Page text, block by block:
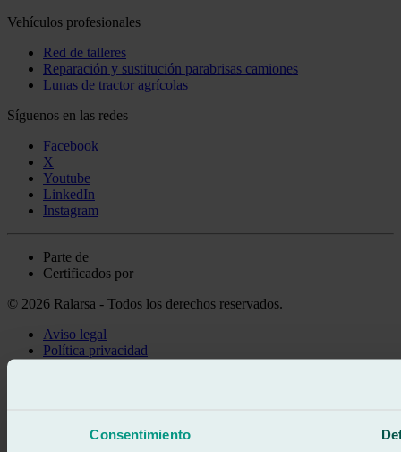
Consentimiento
Vehículos profesionales
Red de talleres
Reparación y sustitución parabrisas camiones
Lunas de tractor agrícolas
Síguenos en las redes
Facebook
X
Youtube
LinkedIn
Instagram
Parte de
Certificados por
© 2026 Ralarsa - Todos los derechos reservados.
Aviso legal
Política privacidad